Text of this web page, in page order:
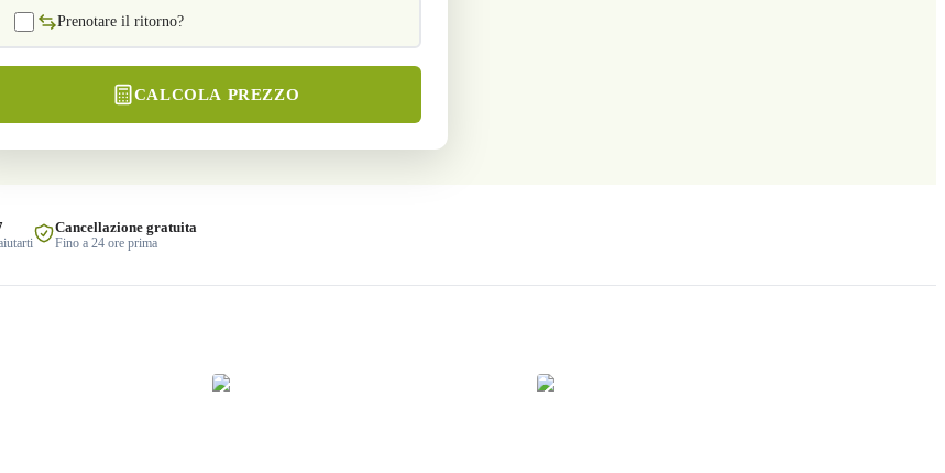
Prenotare il ritorno?
CALCOLA PREZZO
Cancellazione gratuita
Fino a 24 ore prima